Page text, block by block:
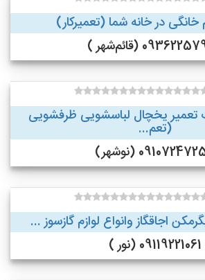
خانگی در خانه شما (تعمیرکار)
(قائم‌شهر )
تعمیر یخچال لباسشویی ظرفشویی
(تعم...
(نوشهر)
اجاقگاز وانواع لوازم گازسوز ...
09119221061 (نور )